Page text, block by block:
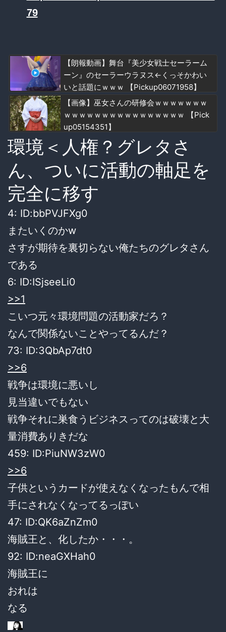
79
【朗報動画】舞台『美少女戦士セーラーム
ーン』のセーラーウラヌス←くっそかわい
いと話題にｗｗｗ 【Pickup06071958】
【画像】巫女さんの研修会ｗｗｗｗｗｗｗ
ｗｗｗｗｗｗｗｗｗｗｗｗｗｗｗｗ 【Pick
up05154351】
環境＜人権？グレタさ
ん、ついに活動の軸足を
完全に移す
4: ID:bbPVJFXg0
またいくのかw
さすが期待を裏切らない俺たちのグレタさん
である
6: ID:ISjseeLi0
>>1
こいつ元々環境問題の活動家だろ？
なんで関係ないことやってるんだ？
73: ID:3QbAp7dt0
>>6
戦争は環境に悪いし
見当違いでもない
戦争それに巣食うビジネスってのは破壊と大
量消費ありきだな
459: ID:PiuNW3zW0
>>6
子供というカードが使えなくなったもんで相
手にされなくなってるっぽい
47: ID:QK6aZnZm0
海賊王と、化したか・・・。
92: ID:neaGXHah0
海賊王に
おれは
なる